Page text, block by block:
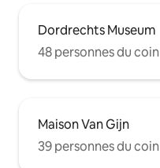
Dordrechts Museum
48 personnes du
Maison Van Gijn
39 personnes du